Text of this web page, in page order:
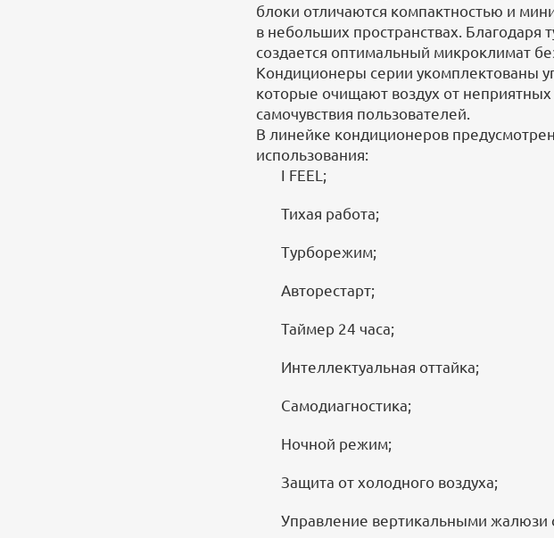
блоки отличаются компактностью и
в небольших пространствах.
создается оптимальный микроклимат
Кондиционеры серии укомплектованы
которые очищают воздух от
самочувствия пользователей.
В линейке кондиционеров
использования:
I FEEL;
Тихая работа;
Турборежим;
Авторестарт;
Таймер 24 часа;
Интеллектуальная оттайка;
Самодиагностика;
Ночной режим;
Защита от холодного воздуха;
Управление вертикальными жалюзи